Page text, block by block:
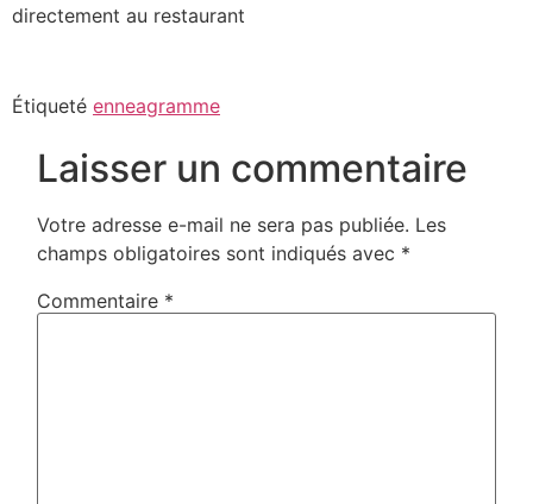
directement au restaurant
Étiqueté enneagramme
Laisser un commentaire
Votre adresse e-mail ne sera pas publiée. Les
champs obligatoires sont indiqués avec *
Commentaire *